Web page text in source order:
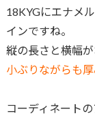
18KYGにエナメ
インですね。
縦の長さと横幅が
小ぶりながらも
コーディネート